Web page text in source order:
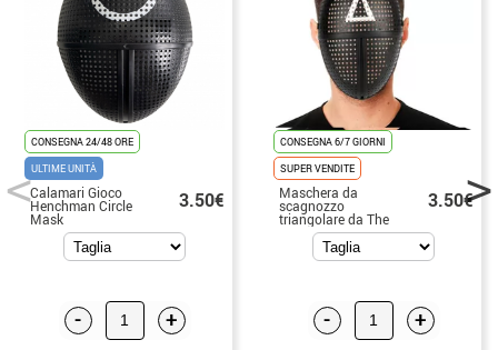
CONSEGNA 24/48 ORE
ULTIME UNITÀ
Calamari Gioco
Henchman Circle
Mask
3.50€
- +
CONSEGNA 6/7 GIORNI
SUPER VENDITE
Maschera da
scagnozzo
triangolare da The
Game
3.50€
- +